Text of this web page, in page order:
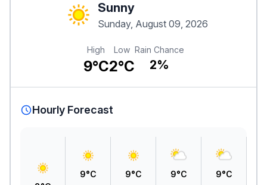
Sunny
Sunday, August 09, 2026
High
9°C
Low
2°C
Rain Chance
2%
Hourly Forecast
9°C 9°C 9°C 9°C